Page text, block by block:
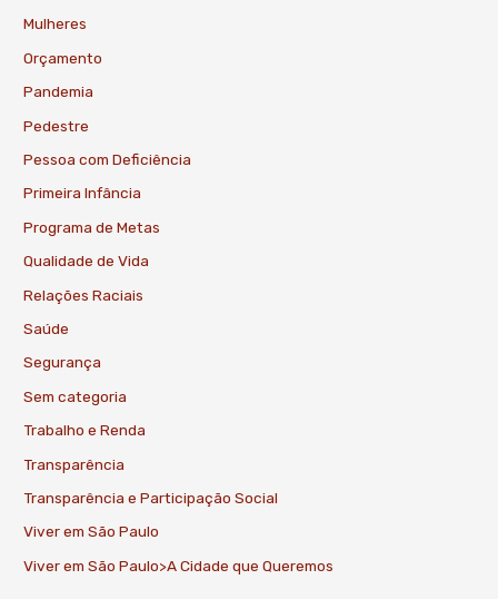
Mulheres
Orçamento
Pandemia
Pedestre
Pessoa com Deficiência
Primeira Infância
Programa de Metas
Qualidade de Vida
Relações Raciais
Saúde
Segurança
Sem categoria
Trabalho e Renda
Transparência
Transparência e Participação Social
Viver em São Paulo
Viver em São Paulo>A Cidade que Queremos